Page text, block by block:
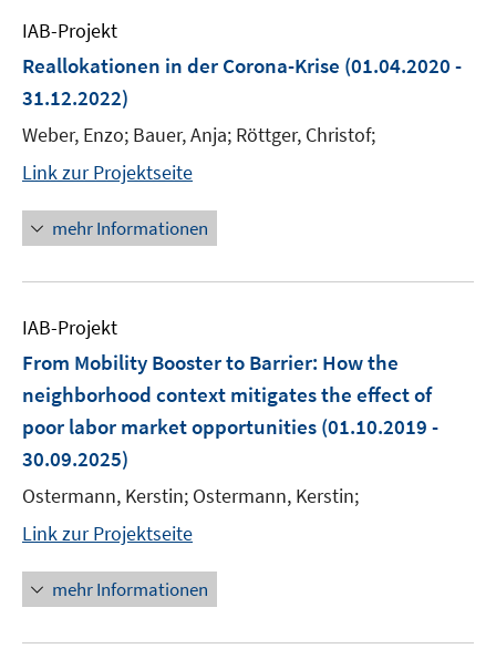
IAB-Projekt
Reallokationen in der Corona-Krise (01.04.2020 -
31.12.2022)
Weber, Enzo; Bauer, Anja; Röttger, Christof;
Link zur Projektseite
mehr Informationen
IAB-Projekt
From Mobility Booster to Barrier: How the
neighborhood context mitigates the effect of
poor labor market opportunities (01.10.2019 -
30.09.2025)
Ostermann, Kerstin; Ostermann, Kerstin;
Link zur Projektseite
mehr Informationen